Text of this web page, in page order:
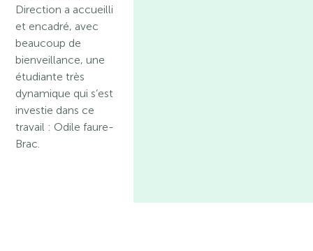
Direction a accueilli
et encadré, avec
beaucoup de
bienveillance, une
étudiante très
dynamique qui s’est
investie dans ce
travail : Odile faure-
Brac.